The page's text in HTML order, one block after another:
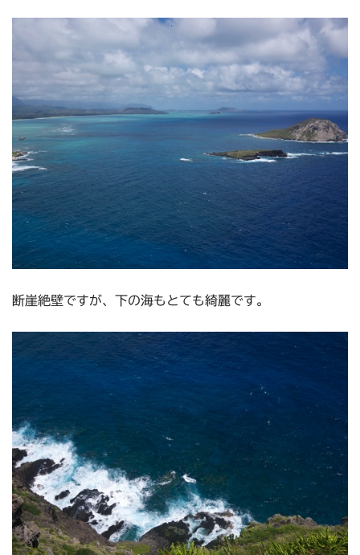
断崖絶壁ですが、下の海もとても綺麗です。